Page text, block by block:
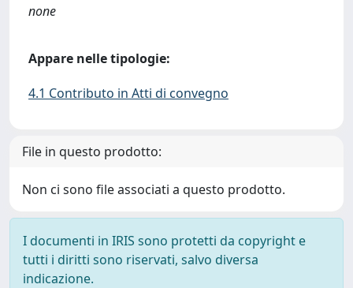
none
Appare nelle tipologie:
4.1 Contributo in Atti di convegno
File in questo prodotto:
Non ci sono file associati a questo prodotto.
I documenti in IRIS sono protetti da copyright e
tutti i diritti sono riservati, salvo diversa
indicazione.